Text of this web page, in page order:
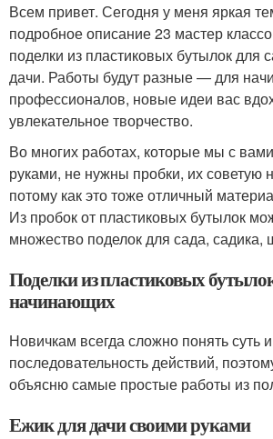
Всем привет. Сегодня у меня яркая
подробное описание 23 мастер
поделки из пластиковых бутылок для
дачи. Работы будут разные — для
профессионалов, новые идеи вас
увлекательное творчество.
Во многих работах, которые мы с
руками, не нужны пробки, их советую
потому как это тоже отличный
Из пробок от пластиковых бутылок
множество поделок для сада,
Поделки из пластиковых
начинающих
Новичкам всегда сложно понять суть и
последовательность действий,
объясню самые простые работы из
Ежик для дачи своими руками